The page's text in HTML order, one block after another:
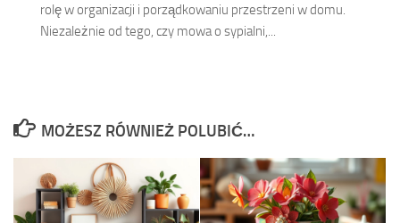
rolę w organizacji i porządkowaniu przestrzeni w domu.
Niezależnie od tego, czy mowa o sypialni,...
MOŻESZ RÓWNIEŻ POLUBIĆ…